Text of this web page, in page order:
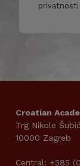
privatnosti
Croatian
Trg Nikole
10000 Zagreb
Central: +385